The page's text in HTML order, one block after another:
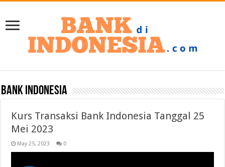
Bank Indonesia
Kurs Transaksi Bank Indonesia Tanggal 25
Mei 2023
May 25, 2023 0